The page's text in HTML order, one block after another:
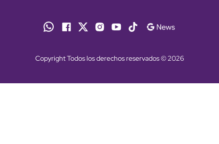
Copyright Todos los derechos reservados © 2026